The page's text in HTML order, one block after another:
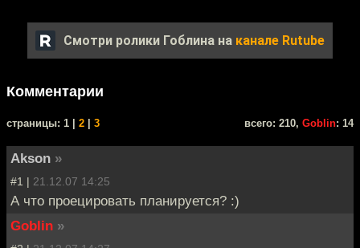
Смотри ролики Гоблина на канале Rutube
Комментарии
cтраницы: 1 | 2 3 всего: 210, Goblin: 14
Akson »
#1 | 21.12.07 14:25
А что проецировать планируется? :)
Goblin »